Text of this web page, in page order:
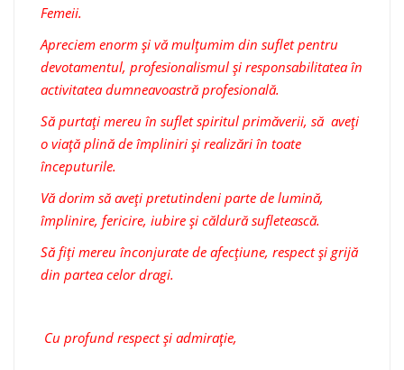
Femeii.
Apreciem enorm și vă mulțumim din suflet pentru
devotamentul, profesionalismul și responsabilitatea în
activitatea dumneavoastră profesională.
Să purtați mereu în suflet spiritul primăverii, să aveți
o viață plină de împliniri și realizări în toate
începuturile.
Vă dorim să aveți pretutindeni parte de lumină,
împlinire, fericire, iubire și căldură sufletească.
Să fiți mereu înconjurate de afecțiune, respect și grijă
din partea celor dragi.
Cu profund respect și admirație,